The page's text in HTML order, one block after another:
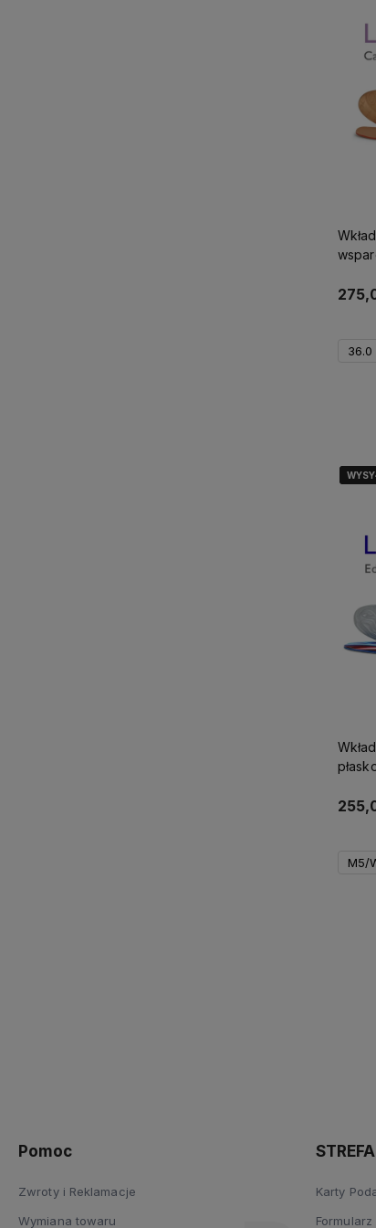
36.0
M5/
Pomoc
Zwroty i Reklamacje
Wymiana towaru
Karty